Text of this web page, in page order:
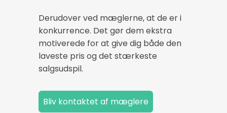
Derudover ved mæglerne, at de er i
konkurrence. Det gør dem ekstra
motiverede for at give dig både den
laveste pris og det stærkeste
salgsudspil.